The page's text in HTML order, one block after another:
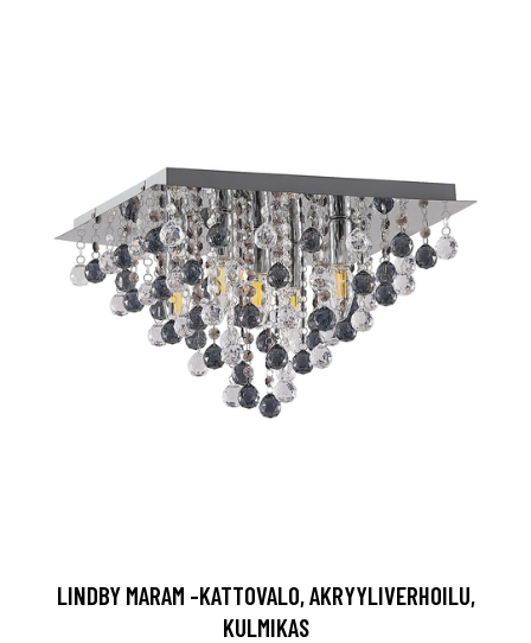
LINDBY MARAM -KATTOVALO, AKRYYLIVERHOILU,
KULMIKAS